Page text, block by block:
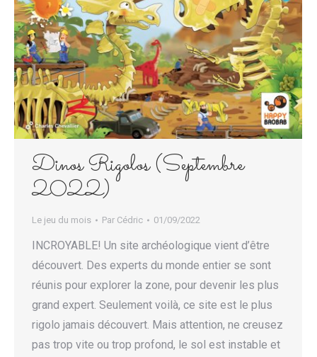
Dinos Rigolos (Septembre
2022)
Le jeu du mois Par Cédric 01/09/2022
INCROYABLE! Un site archéologique vient d’être
découvert. Des experts du monde entier se sont
réunis pour explorer la zone, pour devenir les plus
grand expert. Seulement voilà, ce site est le plus
rigolo jamais découvert. Mais attention, ne creusez
pas trop vite ou trop profond, le sol est instable et